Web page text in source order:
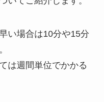
い場合は10分や15分
は週間単位でかかる